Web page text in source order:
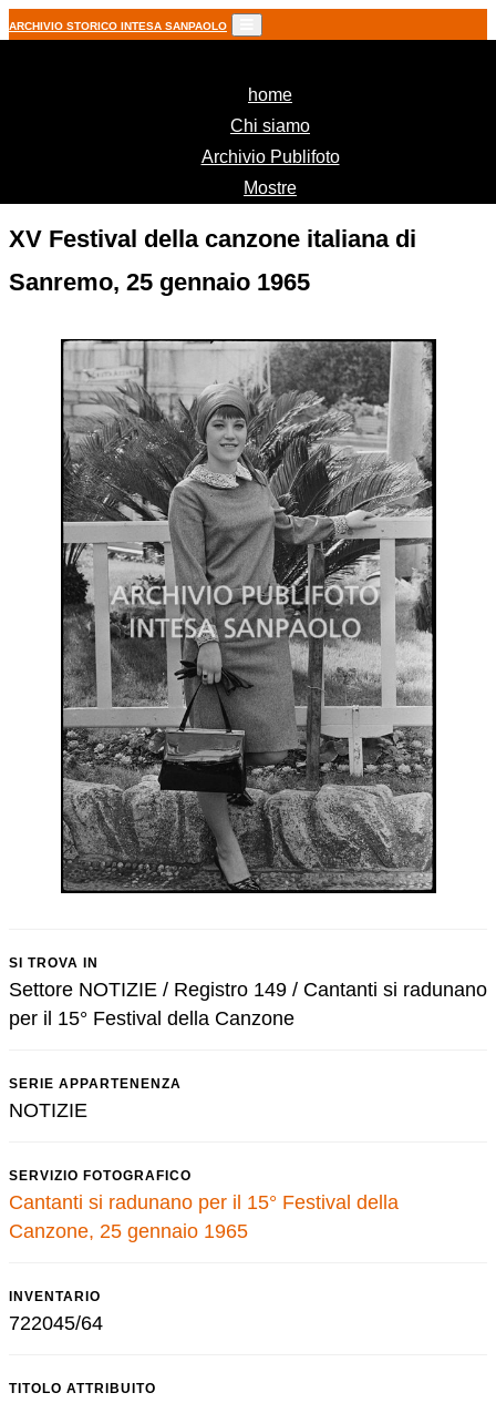
ARCHIVIO STORICO INTESA SANPAOLO
home(current)
Chi siamo
Archivio Publifoto
Mostre
XV Festival della canzone italiana di
Sanremo, 25 gennaio 1965
SI TROVA IN
Settore NOTIZIE / Registro 149 / Cantanti si radunano
per il 15° Festival della Canzone
SERIE APPARTENENZA
NOTIZIE
SERVIZIO FOTOGRAFICO
Cantanti si radunano per il 15° Festival della
Canzone, 25 gennaio 1965
INVENTARIO
722045/64
TITOLO ATTRIBUITO